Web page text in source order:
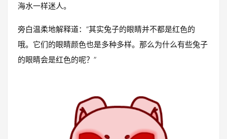
海水一样迷人。
旁白温柔地解释道：“其实兔子的眼睛并不都是红色的
哦。它们的眼睛颜色也是多种多样。那么为什么有些兔子
的眼睛会是红色的呢？”